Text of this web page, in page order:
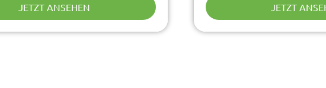
JETZT ANSEHEN JETZT